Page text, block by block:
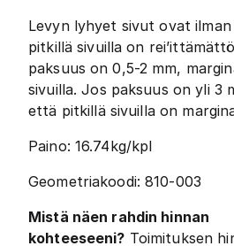
Levyn lyhyet sivut ovat ilman
pitkillä sivuilla on
paksuus on 0,5-2 mm,
sivuilla. Jos paksuus on yli 3
että pitkillä sivuilla on
Paino: 16.74kg/kpl
Geometriakoodi: 810-003
Mistä näen rahdin hinnan
kohteeseeni? Toimituksen